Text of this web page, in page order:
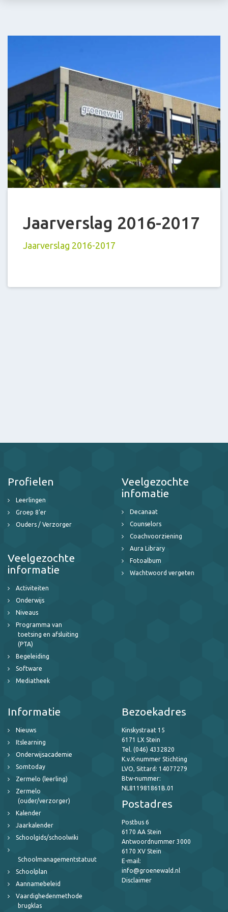
Jaarverslag 2016-2017
Jaarverslag 2016-2017
Profielen
Leerlingen
Groep 8'er
Ouders / Verzorger
Veelgezochte
informatie
Activiteiten
Onderwijs
Niveaus
Programma van
toetsing en afsluiting
(PTA)
Begeleiding
Software
Mediatheek
Veelgezochte
infomatie
Decanaat
Counselors
Coachvoorziening
Aura Library
Fotoalbum
Wachtwoord vergeten
Informatie
Nieuws
Itslearning
Onderwijsacademie
Somtoday
Zermelo (leerling)
Zermelo
(ouder/verzorger)
Kalender
Jaarkalender
Schoolgids/schoolwiki
Schoolmanagementstatuut
Schoolplan
Aannamebeleid
Vaardighedenmethode
brugklas
Bezoekadres
Kinskystraat 15
6171 LX Stein
Tel. (046) 4332820
K.v.K-nummer Stichting
LVO, Sittard: 14077279
Btw-nummer:
NL811981861B.01
Postadres
Postbus 6
6170 AA Stein
Antwoordnummer 3000
6170 XV Stein
E-mail:
info@groenewald.nl
Disclaimer